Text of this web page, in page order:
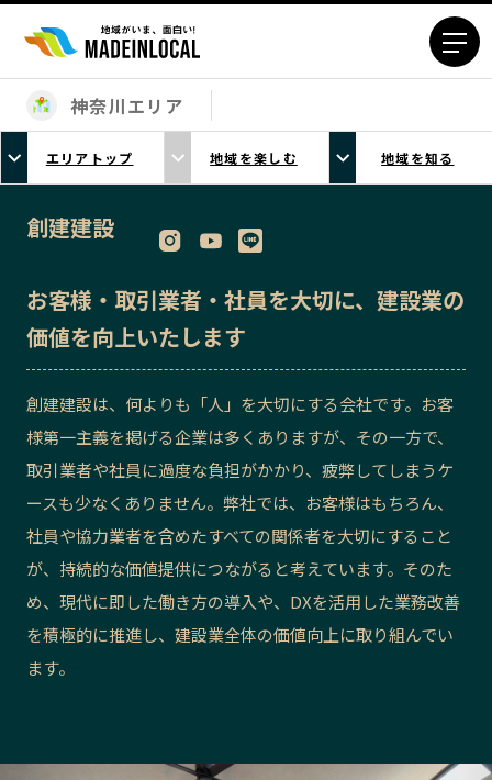
エリアから探す
北海道エリア
青森エリア
岩手エリア
山形エリア
栃木エリア
群馬エリア
埼玉エリア
神奈川エリア
新潟エリア
富山エリア
石川エリア
京都エリア
大阪市エリア
北摂エリア
鳥取エリア
島根エリア
神奈川エリア
エリアトップ 地域を楽しむ 地域を知る
創建建設
お客様・取引業者・社員を大切に、建設業の
価値を向上いたします
創建建設は、何よりも「人」を大切にする会社です。お客
様第一主義を掲げる企業は多くありますが、その一方で、
取引業者や社員に過度な負担がかかり、疲弊してしまうケ
ースも少なくありません。弊社では、お客様はもちろん、
社員や協力業者を含めたすべての関係者を大切にすること
が、持続的な価値提供につながると考えています。そのた
め、現代に即した働き方の導入や、DXを活用した業務改善
を積極的に推進し、建設業全体の価値向上に取り組んでい
ます。